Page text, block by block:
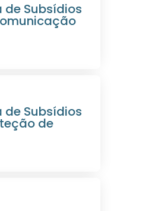
Subsídios
Subsídios
de